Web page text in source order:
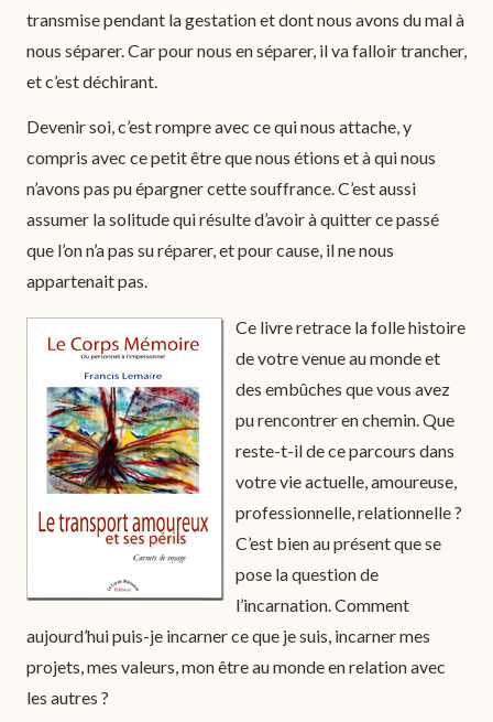
transmise pendant la gestation et dont nous avons du mal à
nous séparer. Car pour nous en séparer, il va falloir trancher,
et c’est déchirant.
Devenir soi, c’est rompre avec ce qui nous attache, y
compris avec ce petit être que nous étions et à qui nous
n’avons pas pu épargner cette souffrance. C’est aussi
assumer la solitude qui résulte d’avoir à quitter ce passé
que l’on n’a pas su réparer, et pour cause, il ne nous
appartenait pas.
Ce livre retrace la folle histoire
de votre venue au monde et
des embûches que vous avez
pu rencontrer en chemin. Que
reste-t-il de ce parcours dans
votre vie actuelle, amoureuse,
professionnelle, relationnelle ?
C’est bien au présent que se
pose la question de
l’incarnation. Comment
aujourd’hui puis-je incarner ce que je suis, incarner mes
projets, mes valeurs, mon être au monde en relation avec
les autres ?